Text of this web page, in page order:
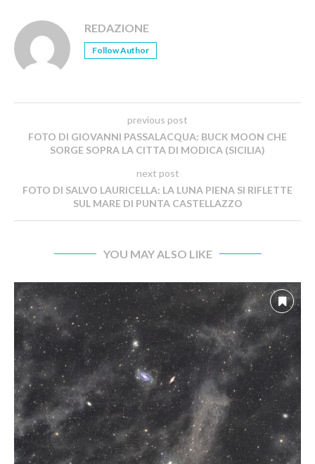
REDAZIONE
Follow Author
previous post
FOTO DI GIOVANNI PASSALACQUA: BUCK MOON CHE
SORGE SOPRA LA CITTA DI MODICA (SICILIA)
next post
FOTO DI SALVO LAURICELLA: LA LUNA PIENA SI RIFLETTE
SUL MARE DI PUNTA CASTELLAZZO
YOU MAY ALSO LIKE